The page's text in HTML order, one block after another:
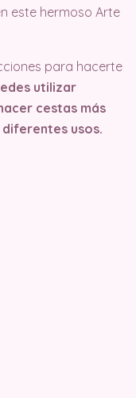
este hermoso Arte
para hacerte
utilizar
cestas más
usos.